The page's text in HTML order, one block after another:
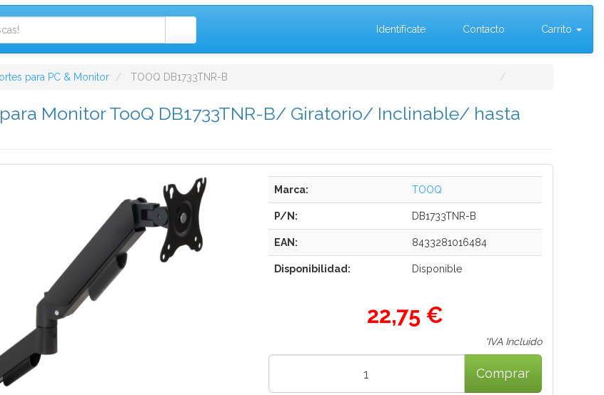
Identifícate Contacto Carrito
para PC & Monitor TOOQ DB1733TNR-B
Monitor TooQ DB1733TNR-B/ Giratorio/ Inclinable/ hasta
Marca: TOOQ
P/N: DB1733TNR-B
EAN: 8433281016484
Disponibilidad: Disponible
22,75 €
*IVA Incluido
Comprar